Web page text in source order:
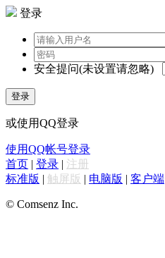
登录
安全提问(未设置请忽略)
登录
或使用QQ登录
使用QQ帐号登录
首页 | 登录 | 注册
标准版 | 触屏版 | 电脑版 | 客户端
© Comsenz Inc.